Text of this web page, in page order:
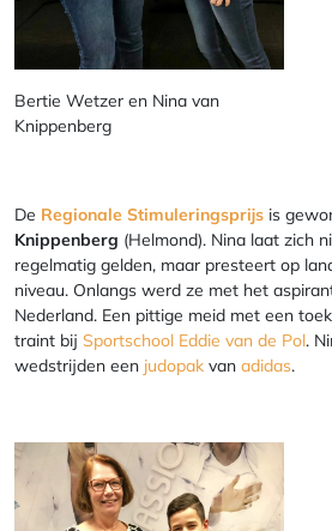
Bertie Wetzer en Nina van
Knippenberg
De Regionale Stimuleringsprijs is
Knippenberg (Helmond). Nina laat zich
regelmatig gelden, maar presteert op
niveau. Onlangs werd ze met het
Nederland. Een pittige meid met een
traint bij Sportschool Eddie van de Pol.
wedstrijden een judopak van adidas.